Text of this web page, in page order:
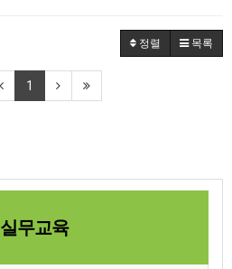
정렬 목록
1
실무교육